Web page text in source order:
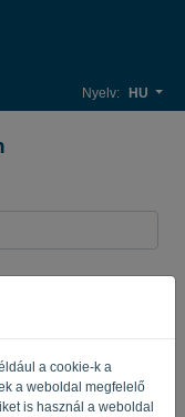
a cookie-k a
a weboldal megfelelő
is használ a weboldal
Nyelv: HU